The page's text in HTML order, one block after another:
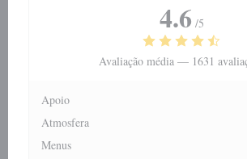
4.6 /5
Avaliação média — 1631
Apoio
Atmosfera
Menus